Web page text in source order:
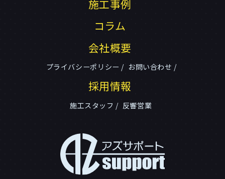
施工事例
コラム
会社概要
プライバシーポリシー お問い合わせ
採用情報
施工スタッフ 反響営業